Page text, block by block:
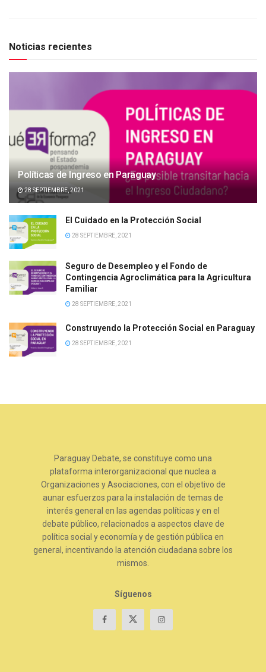
Noticias recientes
Políticas de Ingreso en Paraguay
28 SEPTIEMBRE, 2021
El Cuidado en la Protección Social
28 SEPTIEMBRE, 2021
Seguro de Desempleo y el Fondo de
Contingencia Agroclimática para la Agricultura
Familiar
28 SEPTIEMBRE, 2021
Construyendo la Protección Social en Paraguay
28 SEPTIEMBRE, 2021
Paraguay Debate, se constituye como una
plataforma interorganizacional que nuclea a
Organizaciones y Asociaciones, con el objetivo de
aunar esfuerzos para la instalación de temas de
interés general en las agendas políticas y en el
debate público, relacionados a aspectos clave de
política social y economía y de gestión pública en
general, incentivando la atención ciudadana sobre los
mismos.
Síguenos